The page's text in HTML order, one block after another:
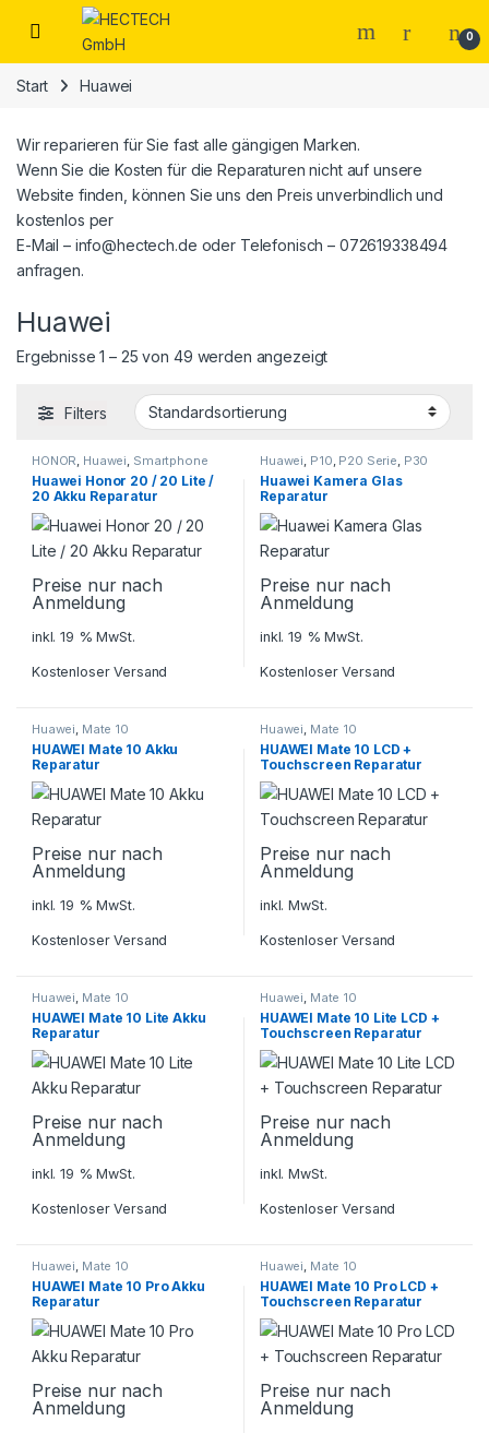
Open 0
Start Huawei
Wir reparieren für Sie fast alle gängigen Marken.
Wenn Sie die Kosten für die Reparaturen nicht auf unsere
Website finden, können Sie uns den Preis unverbindlich und
kostenlos per
E-Mail – info@hectech.de oder Telefonisch – 072619338494
anfragen.
Huawei
Ergebnisse 1 – 25 von 49 werden angezeigt
Filters
HONOR, Huawei, Smartphone
Reparatur
Huawei Honor 20 / 20 Lite /
20 Akku Reparatur
Preise nur nach
Anmeldung
inkl. 19 % MwSt.
Kostenloser Versand
Huawei, P10, P20 Serie, P30
Serie P40 Serie Smartphone
Reparatur
Huawei Kamera Glas
Reparatur
Preise nur nach
Anmeldung
inkl. 19 % MwSt.
Kostenloser Versand
Huawei, Mate 10
HUAWEI Mate 10 Akku
Reparatur
Preise nur nach
Anmeldung
inkl. 19 % MwSt.
Kostenloser Versand
Huawei, Mate 10
HUAWEI Mate 10 LCD +
Touchscreen Reparatur
Preise nur nach
Anmeldung
inkl. MwSt.
Kostenloser Versand
Huawei, Mate 10
HUAWEI Mate 10 Lite Akku
Reparatur
Preise nur nach
Anmeldung
inkl. 19 % MwSt.
Kostenloser Versand
Huawei, Mate 10
HUAWEI Mate 10 Lite LCD +
Touchscreen Reparatur
Preise nur nach
Anmeldung
inkl. MwSt.
Kostenloser Versand
Huawei, Mate 10
HUAWEI Mate 10 Pro Akku
Reparatur
Preise nur nach
Anmeldung
Huawei, Mate 10
HUAWEI Mate 10 Pro LCD +
Touchscreen Reparatur
Preise nur nach
Anmeldung